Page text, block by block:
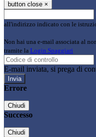
button close ×
all'indirizzo indicato con le
Non hai una e-mail associata al
tramite la Login Spaggiari
E-mail inviata, si prega di
Errore
Chiudi
Successo
Chiudi